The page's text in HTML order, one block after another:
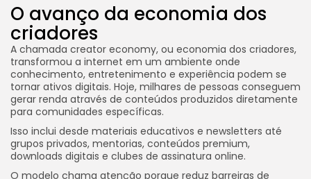
O avanço da economia dos
criadores
A chamada creator economy, ou economia dos criadores,
transformou a internet em um ambiente onde
conhecimento, entretenimento e experiência podem se
tornar ativos digitais. Hoje, milhares de pessoas conseguem
gerar renda através de conteúdos produzidos diretamente
para comunidades específicas.
Isso inclui desde materiais educativos e newsletters até
grupos privados, mentorias, conteúdos premium,
downloads digitais e clubes de assinatura online.
O modelo chama atenção porque reduz barreiras de